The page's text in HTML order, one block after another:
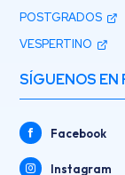
POSTGRADOS
VESPERTINO
SÍGUENOS EN
Facebook
Instagram